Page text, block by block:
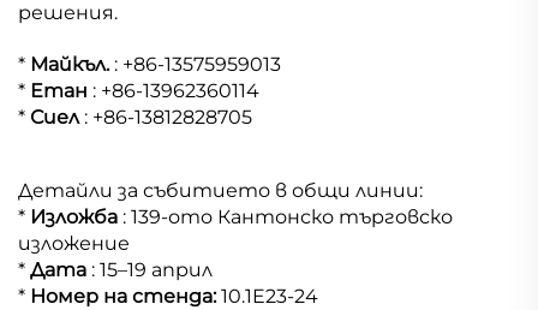
решения.
* Майкъл. : +86-13575959013
* Етан : +86-13962360114
* Сиел : +86-13812828705
Детайли за събитието в общи линии:
* Изложба : 139-ото Кантонско търговско
изложение
* Дата : 15–19 април
* Номер на стенда:10.1E23-24